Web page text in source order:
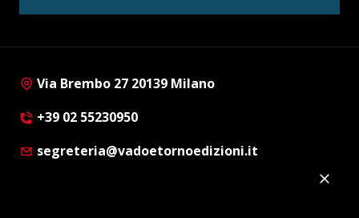
Via Brembo 27 20139 Milano
+39 02 55230950
segreteria@vadoetornoedizioni.it